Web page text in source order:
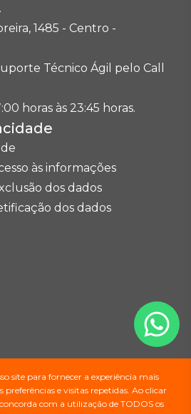
site para fornecer a experiência mais
preferências e visitas repetidas. Ao clicar
com a utilização de TODOS os
1485 - Centro -
Técnico Ágil pelo Call
horas às 23:45 horas.
às informações
dos dados
dos dados